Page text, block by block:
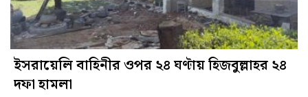
ইসরায়েলি বাহিনীর ওপর ২৪ ঘণ্টায় হিজবুল্লাহর ২৪
দফা হামলা